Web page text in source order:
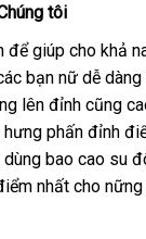
tôi
mua
hàng
để giúp cho khả
bạn nữ dễ
lên đỉnh trung
tâm
cũng
phấn đỉnh
dùng bao cao su
nhất cho